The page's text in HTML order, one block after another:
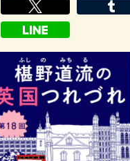
イ」さんのウェブサイトで
載コーナーをいただいたこ
セイを書きたいと